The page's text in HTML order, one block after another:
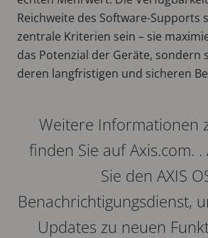
Reichweite des Software-Supports
zentrale Kriterien sein – sie
das Potenzial der Geräte, sondern
deren langfristigen und sicheren
Weitere Informationen
finden Sie auf Axis.com.
Sie den AXIS
Benachrichtigungsdienst,
Updates zu neuen